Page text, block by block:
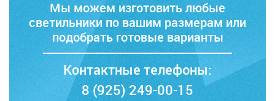
Мы можем изготовить любые
светильники по вашим размерам или
подобрать готовые варианты
Контактные телефоны:
8 (925) 249-00-15